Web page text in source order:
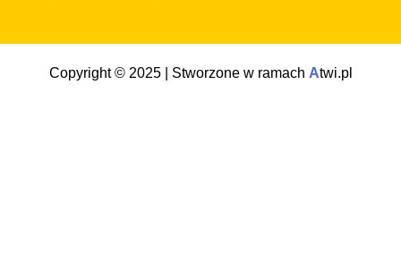
Copyright © 2025 | Stworzone w ramach Atwi.pl